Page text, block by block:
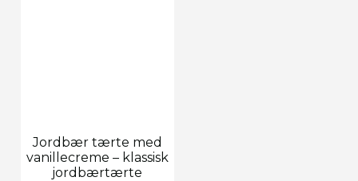
Jordbær tærte med
vanillecreme – klassisk
jordbærtærte